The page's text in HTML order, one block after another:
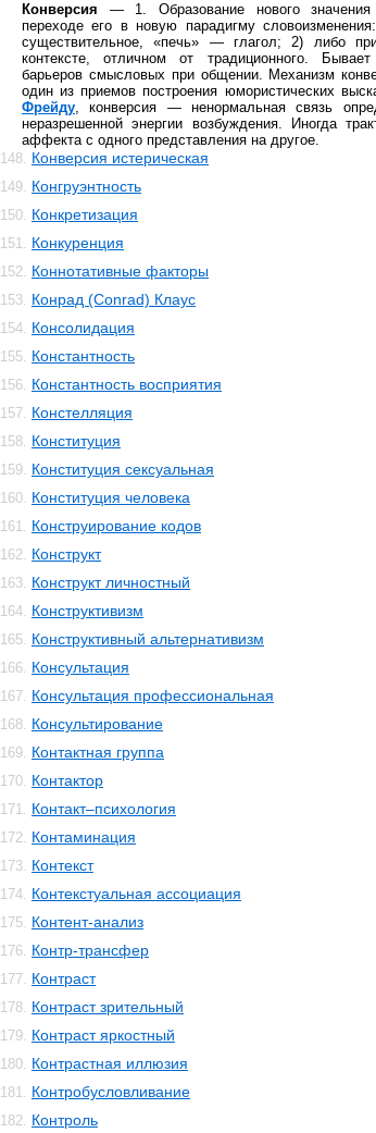
Конверсия — 1. Образование нового
переходе его в новую парадигму
существительное, «печь» — глагол; 2) либо
контексте, отличном от традиционного.
барьеров смысловых при общении. Механизм
один из приемов построения юмористических
Фрейду, конверсия — ненормальная связь
неразрешенной энергии возбуждения. Иногда
аффекта с одного представления на другое.
148. Конверсия истерическая
149. Конгруэнтность
150. Конкретизация
151. Конкуренция
152. Коннотативные факторы
153. Конрад (Conrad) Клаус
154. Консолидация
155. Константность
156. Константность восприятия
157. Констелляция
158. Конституция
159. Конституция сексуальная
160. Конституция человека
161. Конструирование кодов
162. Конструкт
163. Конструкт личностный
164. Конструктивизм
165. Конструктивный альтернативизм
166. Консультация
167. Консультация профессиональная
168. Консультирование
169. Контактная группа
170. Контактор
171. Контакт–психология
172. Контаминация
173. Контекст
174. Контекстуальная ассоциация
175. Контент-анализ
176. Контр-трансфер
177. Контраст
178. Контраст зрительный
179. Контраст яркостный
180. Контрастная иллюзия
181. Контробусловливание
182. Контроль